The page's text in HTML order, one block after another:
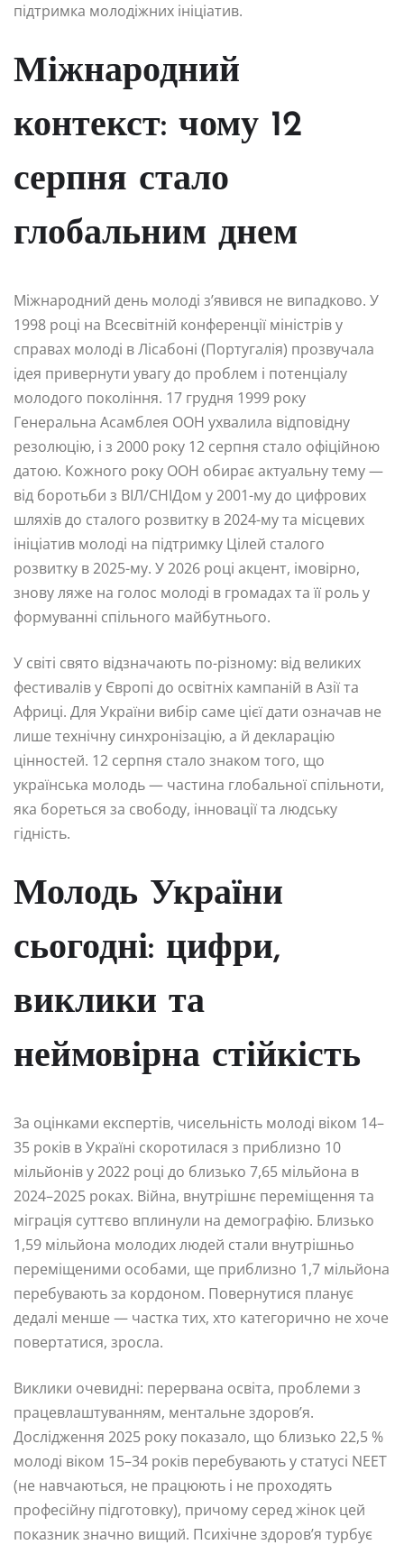
підтримка молодіжних ініціатив.
Міжнародний
контекст: чому 12
серпня стало
глобальним днем
Міжнародний день молоді з’явився не випадково. У
1998 році на Всесвітній конференції міністрів у
справах молоді в Лісабоні (Португалія) прозвучала
ідея привернути увагу до проблем і потенціалу
молодого покоління. 17 грудня 1999 року
Генеральна Асамблея ООН ухвалила відповідну
резолюцію, і з 2000 року 12 серпня стало офіційною
датою. Кожного року ООН обирає актуальну тему —
від боротьби з ВІЛ/СНІДом у 2001-му до цифрових
шляхів до сталого розвитку в 2024-му та місцевих
ініціатив молоді на підтримку Цілей сталого
розвитку в 2025-му. У 2026 році акцент, імовірно,
знову ляже на голос молоді в громадах та її роль у
формуванні спільного майбутнього.
У світі свято відзначають по-різному: від великих
фестивалів у Європі до освітніх кампаній в Азії та
Африці. Для України вибір саме цієї дати означав не
лише технічну синхронізацію, а й декларацію
цінностей. 12 серпня стало знаком того, що
українська молодь — частина глобальної спільноти,
яка бореться за свободу, інновації та людську
гідність.
Молодь України
сьогодні: цифри,
виклики та
неймовірна стійкість
За оцінками експертів, чисельність молоді віком 14–
35 років в Україні скоротилася з приблизно 10
мільйонів у 2022 році до близько 7,65 мільйона в
2024–2025 роках. Війна, внутрішнє переміщення та
міграція суттєво вплинули на демографію. Близько
1,59 мільйона молодих людей стали внутрішньо
переміщеними особами, ще приблизно 1,7 мільйона
перебувають за кордоном. Повернутися планує
дедалі менше — частка тих, хто категорично не хоче
повертатися, зросла.
Виклики очевидні: перервана освіта, проблеми з
працевлаштуванням, ментальне здоров’я.
Дослідження 2025 року показало, що близько 22,5 %
молоді віком 15–34 років перебувають у статусі NEET
(не навчаються, не працюють і не проходять
професійну підготовку), причому серед жінок цей
показник значно вищий. Психічне здоров’я турбує